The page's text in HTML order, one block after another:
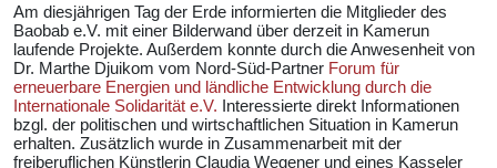
Am diesjährigen Tag der Erde informierten die Mitglieder des
Baobab e.V. mit einer Bilderwand über derzeit in Kamerun
laufende Projekte. Außerdem konnte durch die Anwesenheit von
Dr. Marthe Djuikom vom Nord-Süd-Partner Forum für
erneuerbare Energien und ländliche Entwicklung durch die
Internationale Solidarität e.V. Interessierte direkt Informationen
bzgl. der politischen und wirtschaftlichen Situation in Kamerun
erhalten. Zusätzlich wurde in Zusammenarbeit mit der
freiberuflichen Künstlerin Claudia Wegener und eines Kasseler